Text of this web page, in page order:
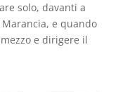
solo, davanti a
e quando
e dirigere il